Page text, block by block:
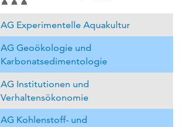
AG Experimentelle Aquakultur
AG Geoökologie und
Karbonatsedimentologie
AG Institutionen und
Verhaltensökonomie
AG Kohlenstoff- und